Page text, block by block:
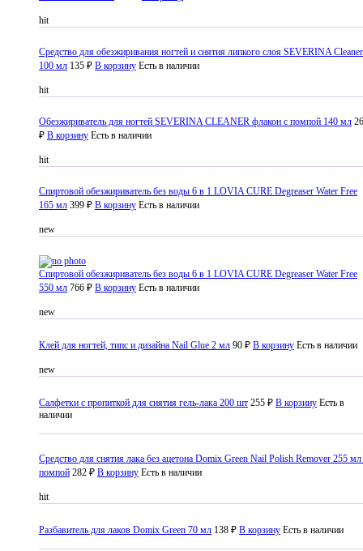
hit
Средство для обезжиривания ногтей и снятия липкого слоя SEVERINA Cleaner
100 мл 135 ₽ В корзину Есть в наличии
hit
Обезжириватель для ногтей SEVERINA CLEANER флакон с помпой 140 мл
₽ В корзину Есть в наличии
hit
Спиртовой обезжириватель без воды 6 в 1 LOVIA CURE Degreaser Water Free
165 мл 399 ₽ В корзину Есть в наличии
new
Спиртовой обезжириватель без воды 6 в 1 LOVIA CURE Degreaser Water Free
550 мл 766 ₽ В корзину Есть в наличии
new
Клей для ногтей, типс и дизайна Nail Glue 2 мл 90 ₽ В корзину Есть в наличии
new
Салфетки с пропиткой для снятия гель-лака 200 шт 255 ₽ В корзину Есть в
наличии
Средство для снятия лака без ацетона Domix Green Nail Polish Remover 255 мл
помпой 282 ₽ В корзину Есть в наличии
hit
Разбавитель для лаков Domix Green 70 мл 138 ₽ В корзину Есть в наличии